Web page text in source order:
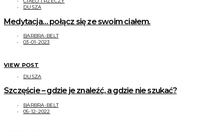
DUSZA
Medytacja… połącz się ze swoim ciałem.
BARBRA-BELT
03-01-2023
VIEW POST
DUSZA
Szczęście – gdzie je znaleźć, a gdzie nie szukać?
BARBRA-BELT
05-12-2022